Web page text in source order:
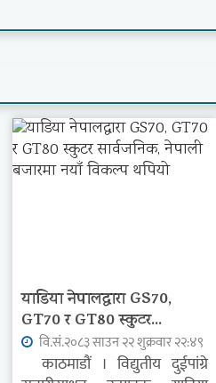
याडिया नेपालद्वारा GS70,
GT70 र GT80 स्कुटर...
वि.सं.२०८३ साउन २२ शुक्रवार २२:४९
काठमाडौं । विद्युतीय दुईपांग्रे